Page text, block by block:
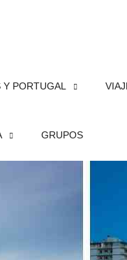
PORTUGAL
GRUPOS